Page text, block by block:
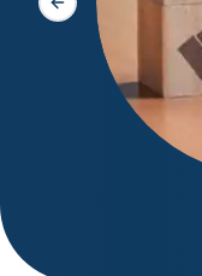
Slide précédente